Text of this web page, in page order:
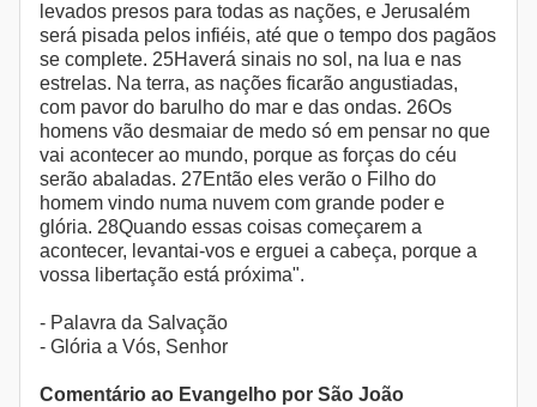
levados presos para todas as nações, e Jerusalém
será pisada pelos infiéis, até que o tempo dos pagãos
se complete. 25Haverá sinais no sol, na lua e nas
estrelas. Na terra, as nações ficarão angustiadas,
com pavor do barulho do mar e das ondas. 26Os
homens vão desmaiar de medo só em pensar no que
vai acontecer ao mundo, porque as forças do céu
serão abaladas. 27Então eles verão o Filho do
homem vindo numa nuvem com grande poder e
glória. 28Quando essas coisas começarem a
acontecer, levantai-vos e erguei a cabeça, porque a
vossa libertação está próxima".
- Palavra da Salvação
- Glória a Vós, Senhor
Comentário ao Evangelho por São João